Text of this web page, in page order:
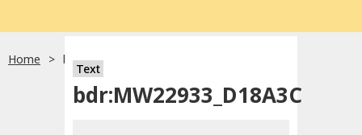
Home bdr:MW22933_D18A3C
Text
bdr:MW22933_D18A3C